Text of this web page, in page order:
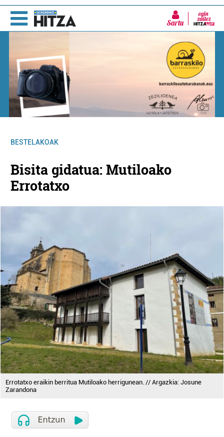
Sartu
BESTELAKOAK
Bisita gidatua: Mutiloako
Errotatxo
Errotatxo eraikin berritua Mutiloako herrigunean. // Argazkia: Josune
Zarandona